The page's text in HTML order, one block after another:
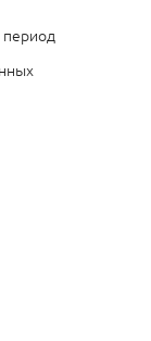
период